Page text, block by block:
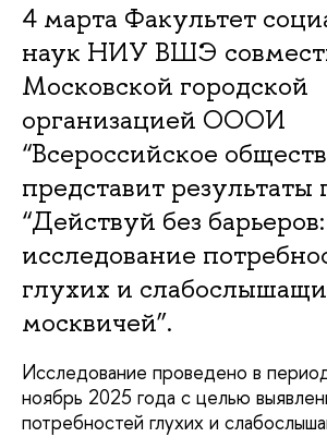
4 марта Факультет
наук НИУ ВШЭ
Московской городской
организацией ОООИ
“Всероссийское
представит результаты
“Действуй без барьеров:
исследование
глухих и
москвичей”.
Исследование проведено в
ноябрь 2025 года с целью
потребностей глухих и